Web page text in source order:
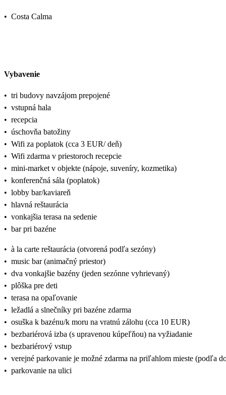
• Costa Calma
Vybavenie
• tri budovy navzájom prepojené
• vstupná hala
• recepcia
• úschovňa batožiny
• Wifi za poplatok (cca 3 EUR/ deň)
• Wifi zdarma v priestoroch recepcie
• mini-market v objekte (nápoje, suveníry, kozmetika)
• konferenčná sála (poplatok)
• lobby bar/kaviareň
• hlavná reštaurácia
• vonkajšia terasa na sedenie
• bar pri bazéne
• à la carte reštaurácia (otvorená podľa sezóny)
• music bar (animačný priestor)
• dva vonkajšie bazény (jeden sezónne vyhrievaný)
• plôška pre deti
• terasa na opaľovanie
• ležadlá a slnečníky pri bazéne zdarma
• osuška k bazénu/k moru na vratnú zálohu (cca 10 EUR)
• bezbariérová izba (s upravenou kúpeľňou) na vyžiadanie
• bezbariérový vstup
• verejné parkovanie je možné zdarma na priľahlom mieste (podľa
• parkovanie na ulici